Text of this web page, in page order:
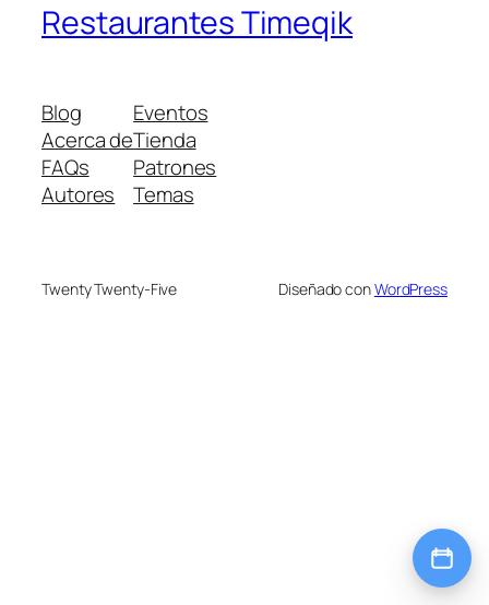
Restaurantes Timeqik
Blog
Acerca de
FAQs
Autores
Eventos
Tienda
Patrones
Temas
Twenty Twenty-Five Diseñado conWordPress